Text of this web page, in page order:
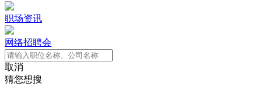
职场资讯
网络招聘会
取消
猜您想搜